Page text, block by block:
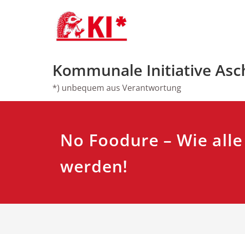
Kommunale Initiative
*) unbequem aus Verantwortung
No Foodure – Wie
werden!